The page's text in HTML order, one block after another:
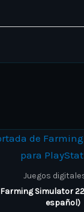
Juegos
Farming Simulator
español)
This
has